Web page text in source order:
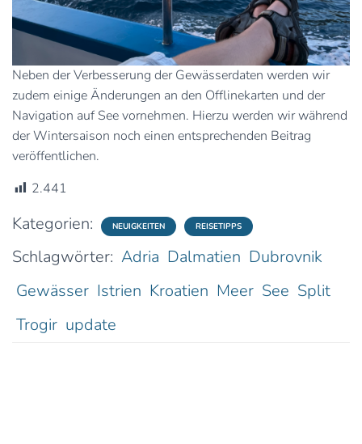
Neben der Verbesserung der Gewässerdaten werden wir
zudem einige Änderungen an den Offlinekarten und der
Navigation auf See vornehmen. Hierzu werden wir während
der Wintersaison noch einen entsprechenden Beitrag
veröffentlichen.
2.441
Kategorien: NEUIGKEITEN REISETIPPS
Schlagwörter: Adria Dalmatien Dubrovnik
Gewässer Istrien Kroatien Meer See Split
Trogir update